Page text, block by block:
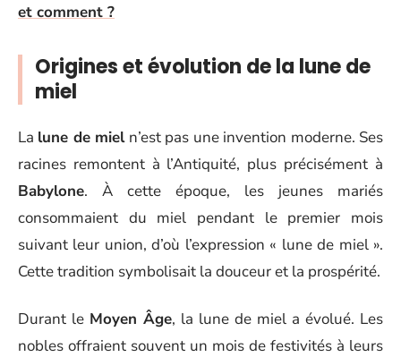
et comment ?
Origines et évolution de la lune de
miel
La lune de mieln’est pas une invention moderne. Ses
racines remontent à l’Antiquité, plus précisément à
Babylone. À cette époque, les jeunes mariés
consommaient du miel pendant le premier mois
suivant leur union, d’où l’expression « lune de miel ».
Cette tradition symbolisait la douceur et la prospérité.
Durant le Moyen Âge, la lune de miel a évolué. Les
nobles offraient souvent un mois de festivités à leurs